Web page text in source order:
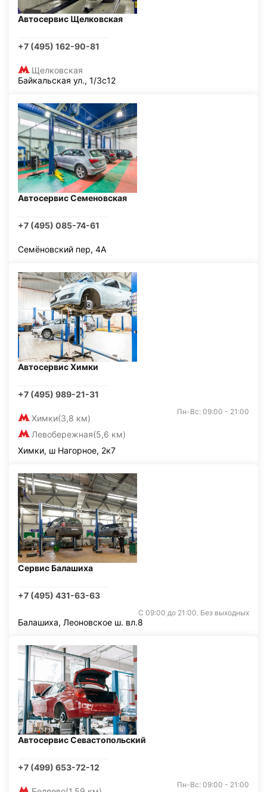
Автосервис Щелковская
+7 (495) 162-90-81
Щелковская
Байкальская ул., 1/3с12
Автосервис Семеновская
+7 (495) 085-74-61
Семёновский пер, 4А
Автосервис Химки
+7 (495) 989-21-31
Химки(3,8 км)
Левобережная(5,6 км)
Пн-Вс: 09:00 - 21:00
Химки, ш Нагорное, 2к7
Сервис Балашиха
+7 (495) 431-63-63
С 09:00 до 21:00. Без выходных
Балашиха, Леоновское ш. вл.8
Автосервис Севастопольский
+7 (499) 653-72-12
Пн-Вс: 09:00 - 21:00